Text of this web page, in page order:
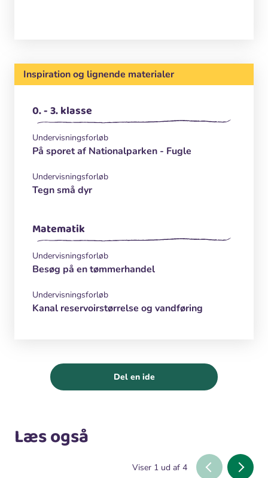
Inspiration og lignende materialer
0. - 3. klasse
Undervisningsforløb
På sporet af Nationalparken - Fugle
Undervisningsforløb
Tegn små dyr
Matematik
Undervisningsforløb
Besøg på en tømmerhandel
Undervisningsforløb
Kanal reservoirstørrelse og vandføring
Del en ide
Læs også
Viser 1 ud af 4